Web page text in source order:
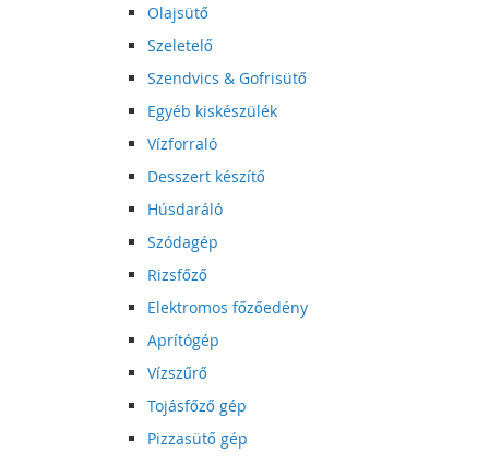
Olajsütő
Szeletelő
Szendvics & Gofrisütő
Egyéb kiskészülék
Vízforraló
Desszert készítő
Húsdaráló
Szódagép
Rizsfőző
Elektromos főzőedény
Aprítógép
Vízszűrő
Tojásfőző gép
Pizzasütő gép